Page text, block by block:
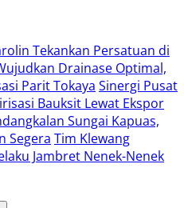
Tekankan Persatuan di
Drainase Optimal,
Parit Tokaya Sinergi Pusat
Bauksit Lewat Ekspor
Sungai Kapuas,
Segera Tim Klewang
Jambret Nenek-Nenek